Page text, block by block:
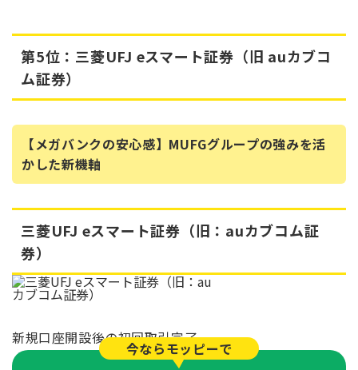
第5位：三菱UFJ eスマート証券（旧 auカブコ
ム証券）
【メガバンクの安心感】MUFGグループの強みを活
かした新機軸
三菱UFJ eスマート証券（旧：auカブコム証
券）
新規口座開設後の初回取引完了
今ならモッピーで